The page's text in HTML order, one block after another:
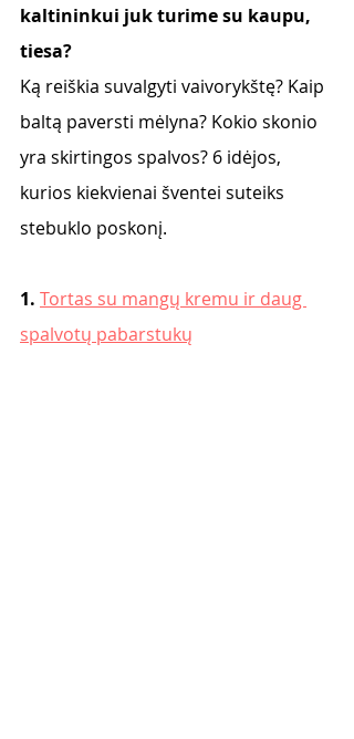
kaltininkui juk turime su kaupu,
tiesa?
Ką reiškia suvalgyti vaivorykštę? Kaip
baltą paversti mėlyna? Kokio skonio
yra skirtingos spalvos? 6 idėjos,
kurios kiekvienai šventei suteiks
stebuklo poskonį.
1. Tortas su mangų kremu ir daug
spalvotų pabarstukų